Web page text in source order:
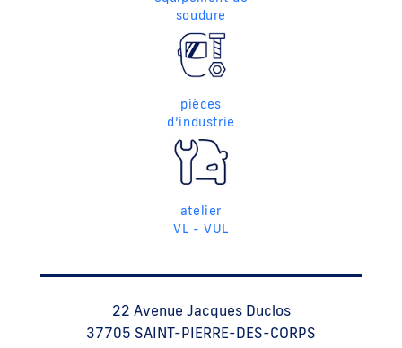
soudure
pièces
d’industrie
atelier
VL - VUL
22 Avenue Jacques Duclos
37705 SAINT-PIERRE-DES-CORPS